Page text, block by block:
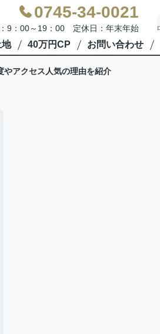
0745-34-0021
9：00～19：00 定休日：年末年始
40万円CP お問い合わせ
やアクセス人気の理由を紹介